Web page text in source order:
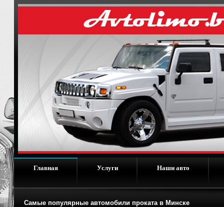
Главная Услуги Наши авто
Самые популярные автомобили проката в Минске